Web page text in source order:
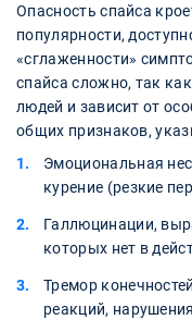
Опасность спайса
популярности,
«сглаженности»
спайса сложно, так
людей и зависит от
общих признаков,
Эмоциональная
курение (резкие
Галлюцинации,
которых нет в
Тремор
реакций,